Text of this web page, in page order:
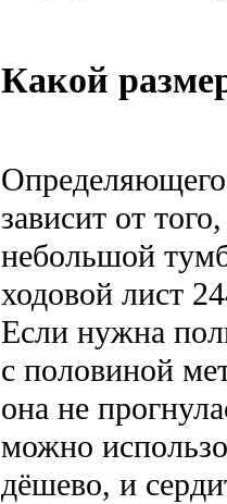
Какой
зависит от
небольшой
ходовой лист
Если нужна
с половиной
она не
можно
дёшево, и